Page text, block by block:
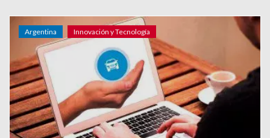
Argentina Innovación y Tecnología